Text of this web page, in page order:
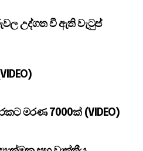
උද්ගත වී ඇති වැටුප්
මරණ 7000ක් (VIDEO)